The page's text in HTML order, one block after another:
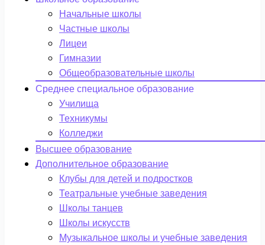
Начальные школы
Частные школы
Лицеи
Гимназии
Общеобразовательные школы
Среднее специальное образование
Училища
Техникумы
Колледжи
Высшее образование
Дополнительное образование
Клубы для детей и подростков
Театральные учебные заведения
Школы танцев
Школы искусств
Музыкальное школы и учебные заведения